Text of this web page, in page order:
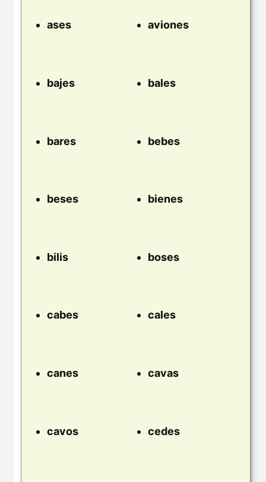
ases aviones
bajes bales
bares bebes
beses bienes
bilis boses
cabes cales
canes cavas
cavos cedes